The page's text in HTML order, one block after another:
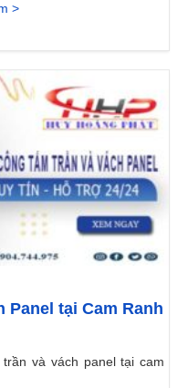
>
Panel tại Cam Ranh
và vách panel tại cam